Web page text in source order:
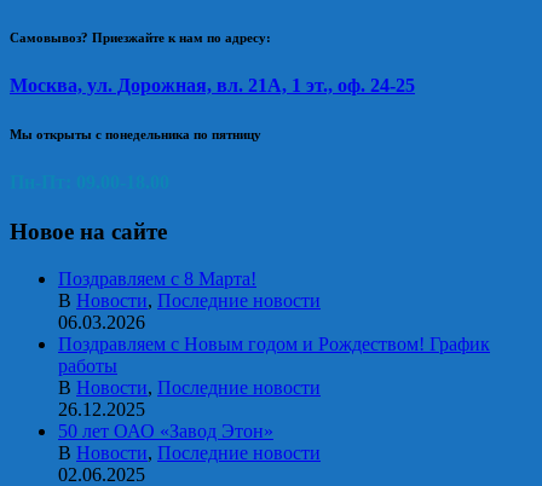
Самовывоз? Приезжайте к нам по адресу:
Москва, ул. Дорожная, вл. 21А, 1 эт., оф. 24-25
Мы открыты с понедельника по пятницу
Новое на сайте
Поздравляем с 8 Марта!
В Новости, Последние новости
06.03.2026
Поздравляем с Новым годом и Рождеством! График
работы
В Новости, Последние новости
26.12.2025
50 лет ОАО «Завод Этон»
В Новости, Последние новости
02.06.2025